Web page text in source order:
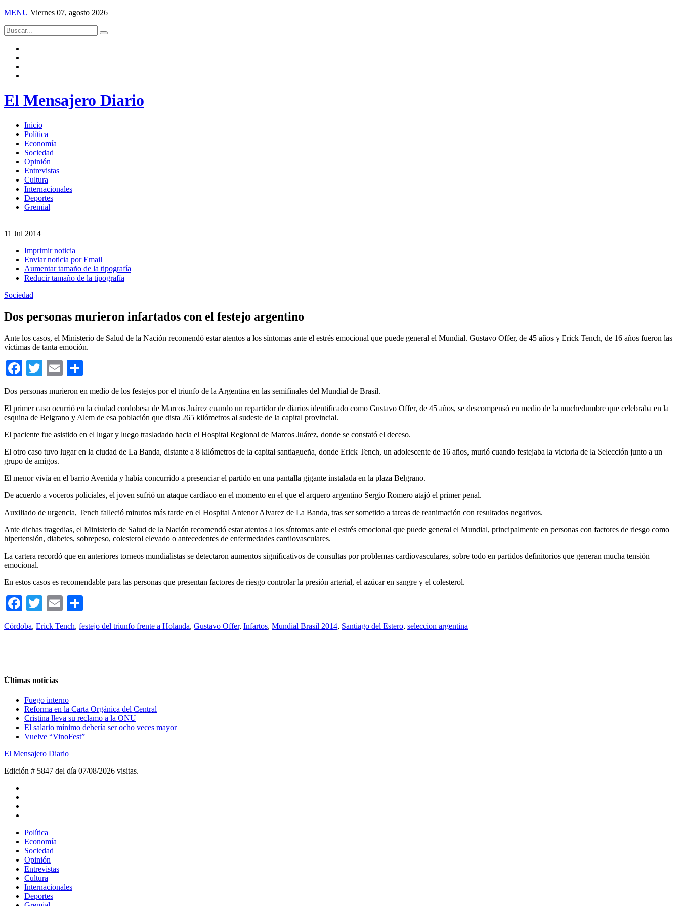
MENU Viernes 07, agosto 2026
El Mensajero Diario
Inicio
Política
Economía
Sociedad
Opinión
Entrevistas
Cultura
Internacionales
Deportes
Gremial
11 Jul 2014
Imprimir noticia
Enviar noticia por Email
Aumentar tamaño de la tipografía
Reducir tamaño de la tipografía
Sociedad
Dos personas murieron infartados con el festejo argentino
Ante los casos, el Ministerio de Salud de la Nación recomendó estar atentos a los síntomas ante el estrés emocional que puede general el Mundial. Gustavo Offer, de 45 años y Erick Tench, de 16 años fueron las
víctimas de tanta emoción.
Facebook
TwitterEmail
Dos personas murieron en medio de los festejos por el triunfo de la Argentina en las semifinales del Mundial de Brasil.
El primer caso ocurrió en la ciudad cordobesa de Marcos Juárez cuando un repartidor de diarios identificado como Gustavo Offer, de 45 años, se descompensó en medio de la muchedumbre que celebraba en la
esquina de Belgrano y Alem de esa población que dista 265 kilómetros al sudeste de la capital provincial.
El paciente fue asistido en el lugar y luego trasladado hacia el Hospital Regional de Marcos Juárez, donde se constató el deceso.
El otro caso tuvo lugar en la ciudad de La Banda, distante a 8 kilómetros de la capital santiagueña, donde Erick Tench, un adolescente de 16 años, murió cuando festejaba la victoria de la Selección junto a un
grupo de amigos.
El menor vivía en el barrio Avenida y había concurrido a presenciar el partido en una pantalla gigante instalada en la plaza Belgrano.
De acuerdo a voceros policiales, el joven sufrió un ataque cardíaco en el momento en el que el arquero argentino Sergio Romero atajó el primer penal.
Auxiliado de urgencia, Tench falleció minutos más tarde en el Hospital Antenor Alvarez de La Banda, tras ser sometido a tareas de reanimación con resultados negativos.
Ante dichas tragedias, el Ministerio de Salud de la Nación recomendó estar atentos a los síntomas ante el estrés emocional que puede general el Mundial, principalmente en personas con factores de riesgo como
hipertensión, diabetes, sobrepeso, colesterol elevado o antecedentes de enfermedades cardiovasculares.
La cartera recordó que en anteriores torneos mundialistas se detectaron aumentos significativos de consultas por problemas cardiovasculares, sobre todo en partidos definitorios que generan mucha tensión
emocional.
En estos casos es recomendable para las personas que presentan factores de riesgo controlar la presión arterial, el azúcar en sangre y el colesterol.
Facebook
TwitterEmail
Córdoba, Erick Tench, festejo del triunfo frente a Holanda, Gustavo Offer, Infartos, Mundial Brasil 2014, Santiago del Estero, seleccion argentina
Últimas noticias
Fuego interno
Reforma en la Carta Orgánica del Central
Cristina lleva su reclamo a la ONU
El salario mínimo debería ser ocho veces mayor
Vuelve “VinoFest”
El Mensajero Diario
Edición # 5847 del día 07/08/2026 visitas.
Política
Economía
Sociedad
Opinión
Entrevistas
Cultura
Internacionales
Deportes